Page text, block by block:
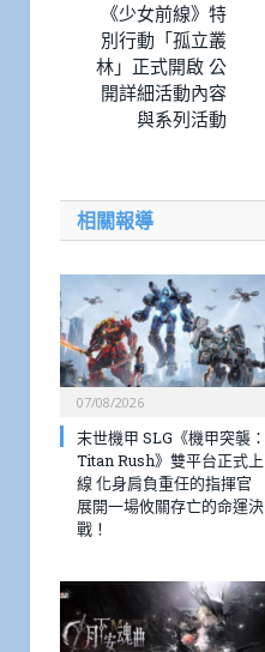
《少女前線》特
別行動「孤立叢
林」正式開啟 公
開詳細活動內容
與系列活動
相關報導
07/08/2026
末世機甲 SLG《機甲突襲：
Titan Rush》雙平台正式上
線 化身肩負重任的指揮官
展開一場攸關存亡的命運決
戰！